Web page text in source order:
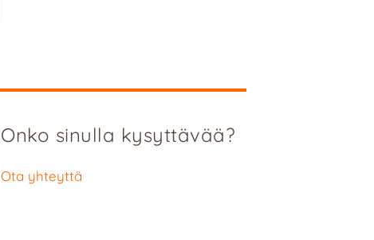
Onko sinulla kysyttävää?
Ota yhteyttä